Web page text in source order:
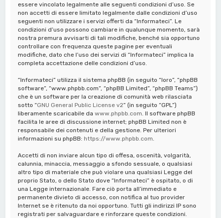
essere vincolato legalmente alle seguenti condizioni d’uso. Se
non accetti di essere limitato legalmente dalle condizioni d’uso
seguenti non utilizzare i servizi offerti da “Informateci”. Le
condizioni d’uso possono cambiare in qualunque momento, sarà
nostra premura avvisarti di tali modifiche, benché sia opportuno
controllare con frequenza queste pagine per eventuali
modifiche, dato che l’uso dei servizi di “Informateci” implica la
completa accettazione delle condizioni d’uso.
“Informateci” utilizza il sistema phpBB (in seguito “loro”, “phpBB
software”, “www.phpbb.com”, “phpBB Limited”, “phpBB Teams”)
che è un software per la creazione di comunità web rilasciata
sotto “GNU General Public License v2” (in seguito “GPL”)
liberamente scaricabile dawww.phpbb.com . Il software phpBB
facilita le aree di discussione internet; phpBB Limited non è
responsabile dei contenuti e della gestione. Per ulteriori
informazioni su phpBB: https://www.phpbb.com
Accetti di non inviare alcun tipo di offesa, oscenità, volgarità,
calunnia, minaccia, messaggio a sfondo sessuale, o qualsiasi
altro tipo di materiale che può violare una qualsiasi Legge del
proprio Stato, o dello Stato dove “Informateci” è ospitato, o di
una Legge internazionale. Fare ciò porta all’immediato e
permanente divieto di accesso, con notifica al tuo provider
Internet se è ritenuto da noi opportuno. Tutti gli indirizzi IP sono
registrati per salvaguardare e rinforzare queste condizioni.